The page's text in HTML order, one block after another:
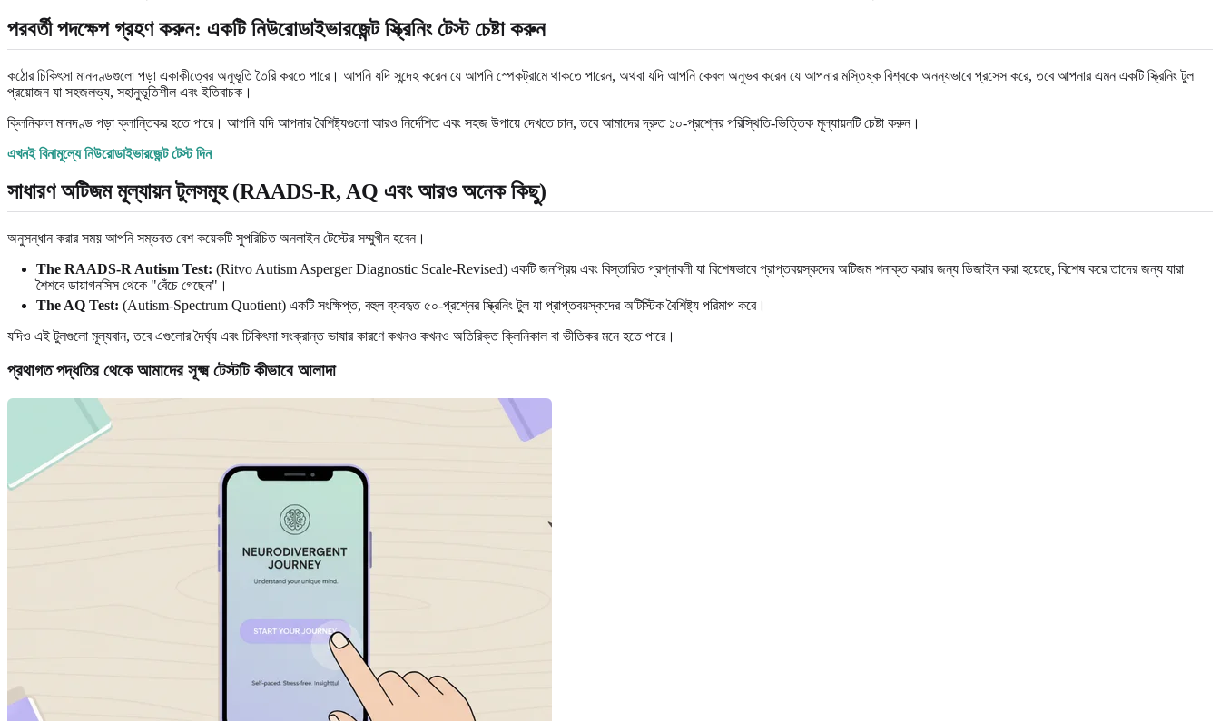
পরবর্তী পদক্ষেপ গ্রহণ করুন: একটি নিউরোডাইভারজেন্ট স্ক্রিনিং টেস্ট চেষ্টা করুন
কঠোর চিকিৎসা মানদণ্ডগুলো পড়া একাকীত্বের অনুভূতি তৈরি করতে পারে। আপনি যদি সন্দেহ করেন যে আপনি স্পেকট্রামে থাকতে পারেন, অথবা যদি আপনি কেবল অনুভব করেন যে আপনার মস্তিষ্ক বিশ্বকে অনন্যভাবে প্রসেস করে, তবে আপনার এমন একটি স্ক্রিনিং টুল
প্রয়োজন যা সহজলভ্য, সহানুভূতিশীল এবং ইতিবাচক।
ক্লিনিকাল মানদণ্ড পড়া ক্লান্তিকর হতে পারে। আপনি যদি আপনার বৈশিষ্ট্যগুলো আরও নির্দেশিত এবং সহজ উপায়ে দেখতে চান, তবে আমাদের দ্রুত ১০-প্রশ্নের পরিস্থিতি-ভিত্তিক মূল্যায়নটি চেষ্টা করুন।
এখনই বিনামূল্যে নিউরোডাইভারজেন্ট টেস্ট দিন
সাধারণ অটিজম মূল্যায়ন টুলসমূহ (RAADS-R, AQ এবং আরও অনেক কিছু)
অনুসন্ধান করার সময় আপনি সম্ভবত বেশ কয়েকটি সুপরিচিত অনলাইন টেস্টের সম্মুখীন হবেন।
The RAADS-R Autism Test: (Ritvo Autism Asperger Diagnostic Scale-Revised) একটি জনপ্রিয় এবং বিস্তারিত প্রশ্নাবলী যা বিশেষভাবে প্রাপ্তবয়স্কদের অটিজম শনাক্ত করার জন্য ডিজাইন করা হয়েছে, বিশেষ করে তাদের জন্য যারা
শৈশবে ডায়াগনসিস থেকে "বেঁচে গেছেন"।
The AQ Test: (Autism-Spectrum Quotient) একটি সংক্ষিপ্ত, বহুল ব্যবহৃত ৫০-প্রশ্নের স্ক্রিনিং টুল যা প্রাপ্তবয়স্কদের অটিস্টিক বৈশিষ্ট্য পরিমাপ করে।
যদিও এই টুলগুলো মূল্যবান, তবে এগুলোর দৈর্ঘ্য এবং চিকিৎসা সংক্রান্ত ভাষার কারণে কখনও কখনও অতিরিক্ত ক্লিনিকাল বা ভীতিকর মনে হতে পারে।
প্রথাগত পদ্ধতির থেকে আমাদের সূক্ষ্ম টেস্টটি কীভাবে আলাদা